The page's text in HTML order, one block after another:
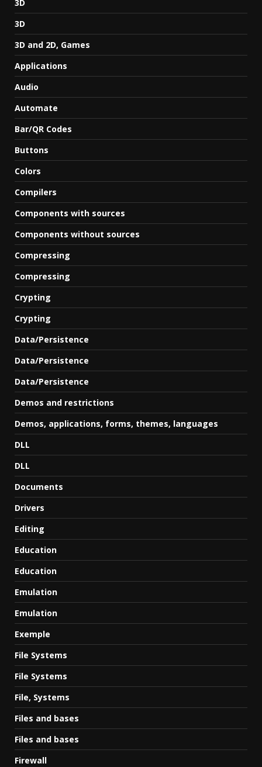
3D
3D
3D and 2D, Games
Applications
Audio
Automate
Bar/QR Codes
Buttons
Colors
Compilers
Components with sources
Components without sources
Compressing
Compressing
Crypting
Crypting
Data/Persistence
Data/Persistence
Data/Persistence
Demos and restrictions
Demos, applications, forms, themes, languages
DLL
DLL
Documents
Drivers
Editing
Education
Education
Emulation
Emulation
Exemple
File Systems
File Systems
File, Systems
Files and bases
Files and bases
Firewall